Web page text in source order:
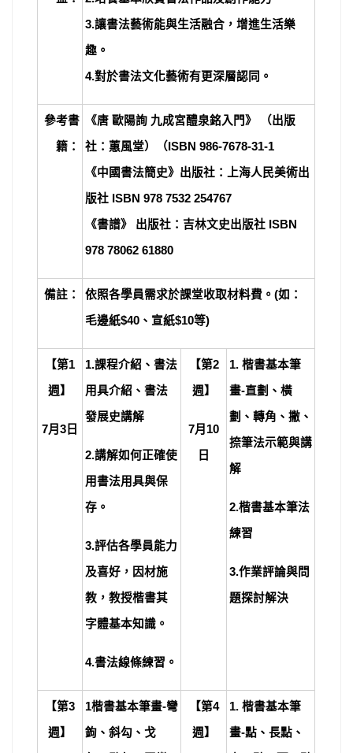
3.讓書法藝術能與生活融合，增進生活樂
趣。
4.對於書法文化藝術有更深層認同。
參考書
籍：
《唐 歐陽詢 九成宮醴泉銘入門》 （出版
社：蕙風堂）（ISBN 986-7678-31-1
《中國書法簡史》出版社：上海人民美術出
版社 ISBN 978 7532 254767
《書譜》 出版社：吉林文史出版社 ISBN
978 78062 61880
備註： 依照各學員需求於課堂收取材料費。(如：
毛邊紙$40、宣紙$10等)
【第1
週】
7月3日
1.課程介紹、書法
用具介紹、書法
發展史講解
2.講解如何正確使
用書法用具與保
存。
3.評估各學員能力
及喜好，因材施
教，教授楷書其
字體基本知識。
4.書法線條練習。
【第2
週】
7月10
日
1. 楷書基本筆
畫-直劃、橫
劃、轉角、撇、
捺筆法示範與講
解
2.楷書基本筆法
練習
3.作業評論與問
題探討解決
【第3
週】
1楷書基本筆畫-彎
鉤、斜勾、戈
【第4
週】
1. 楷書基本筆
畫-點、長點、